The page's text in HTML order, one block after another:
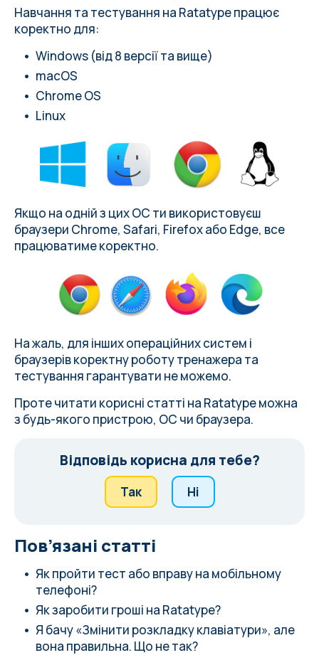
Навчання та тестування на Ratatype працює
коректно для:
Windows (від 8 версії та вище)
macOS
Chrome OS
Linux
Якщо на одній з цих ОС ти використовуєш
браузери Chrome, Safari, Firefox або Edge, все
працюватиме коректно.
На жаль, для інших операційних систем і
браузерів коректну роботу тренажера та
тестування гарантувати не можемо.
Проте читати корисні статті на Ratatype можна
з будь-якого пристрою, ОС чи браузера.
Відповідь корисна для тебе?
Так Ні
Пов’язані статті
Як пройти тест або вправу на мобільному
телефоні?
Як заробити гроші на Ratatype?
Я бачу «Змінити розкладку клавіатури», але
вона правильна. Що не так?